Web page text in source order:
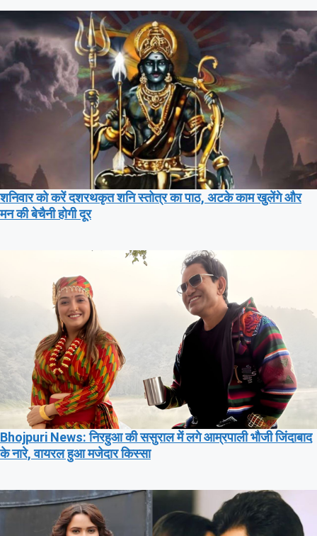
शनिवार को करें दशरथकृत शनि स्तोत्र का पाठ, अटके काम खुलेंगे और
मन की बेचैनी होगी दूर
Bhojpuri News: निरहुआ की ससुराल में लगे आम्रपाली भौजी जिंदाबाद
के नारे, वायरल हुआ मजेदार किस्सा